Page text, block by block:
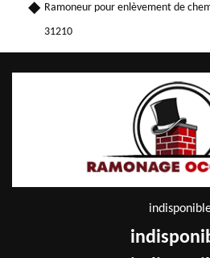
Ramoneur pour enlèvement de
31210